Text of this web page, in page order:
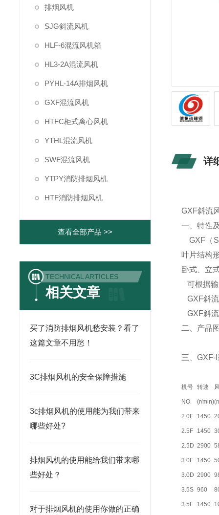
排烟风机
SJG斜流风机
HLF-6混流风机箱
HL3-2A混流风机
PYHL-14A排烟风机
GXF混流风机
HTFC柜式离心风机
YTHL混流风机
SWF混流风机
YTPY消防排烟风机
HTF消防排烟风机
查看全部产品 >>
TECHNICAL ARTICLES
相关文章
买了消防排烟风机愁安装？看了
这篇文章不用愁！
3C排烟风机的安全保障措施
3c排烟风机的使用能为我们带来
哪些好处?
排烟风机的使用能给我们带来哪
些好处？
对于排烟风机的使用你做的正确
详
GXF斜流
一、特性
GXF（
叶片结构
卧式、立
可根据输
GXF斜
GXF斜
二、产品
三、GXF-
机号
NO.
转速
(r/min)
2.0F 1450
2.5F 1450
2.5D 2900
3.0F 1450
3.0D 2900
3.5S 960
3.5F 1450